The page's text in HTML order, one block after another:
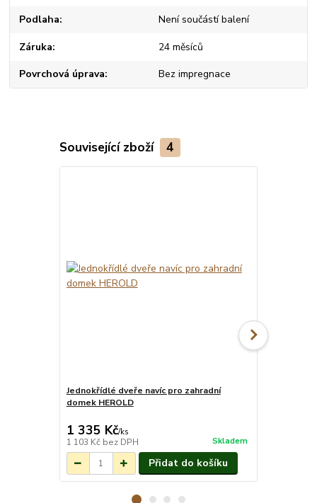
Podlaha Není součástí balení
Záruka 24 měsíců
Povrchová úprava Bez impregnace
Související zboží 4
Jednokřídlé dveře navíc pro zahradní
domek HEROLD
1 335 Kč/ks
1 103 Kč bez DPH Skladem
Přidat do košíku